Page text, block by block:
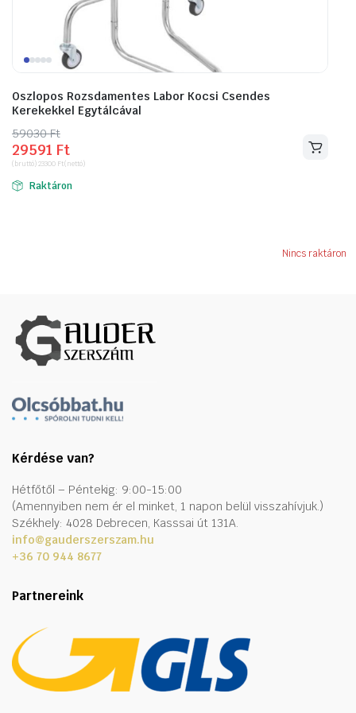
Oszlopos Rozsdamentes Labor Kocsi Csendes
Kerekekkel Egytálcával
59030Ft
Original
price
was:
59030 Ft.
29591 Ft
Current
price
is:
29591 Ft.
(bruttó)23300 Ft(nettó)
Raktáron
Nincs raktáron
Kérdése van?
Hétfőtől – Péntekig: 9:00-15:00
(Amennyiben nem ér el minket, 1 napon belül visszahívjuk.)
Székhely: 4028 Debrecen, Kasssai út 131A.
info@gauderszerszam.hu
+36 70 944 8677
Partnereink